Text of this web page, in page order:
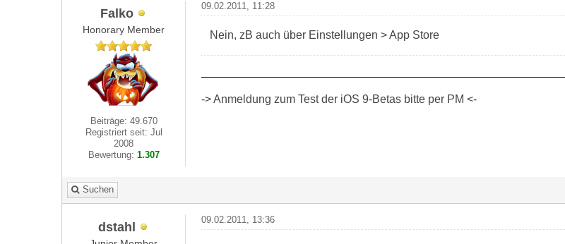
Falko
Honorary Member
Beiträge: 49.670
Registriert seit: Jul
2008
Bewertung: 1.307
09.02.2011, 11:28
Nein, zB auch über Einstellungen > App Store
-> Anmeldung zum Test der iOS 9-Betas bitte per PM <-
Suchen
dstahl 09.02.2011, 13:36